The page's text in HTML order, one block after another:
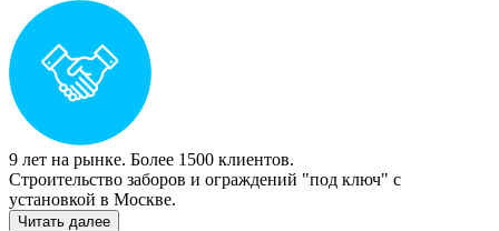
9 лет на рынке. Более 1500 клиентов.
Строительство заборов и ограждений "под ключ" с
установкой в Mocквe.
Читать далее